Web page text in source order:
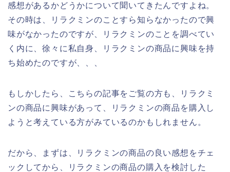
感想があるかどうかについて聞いてきたんですよね。
その時は、リラクミンのことすら知らなかったので興
味がなかったのですが、リラクミンのことを調べてい
く内に、徐々に私自身、リラクミンの商品に興味を持
ち始めたのですが、、、
もしかしたら、こちらの記事をご覧の方も、リラクミ
ンの商品に興味があって、リラクミンの商品を購入し
ようと考えている方がみているのかもしれません。
だから、まずは、リラクミンの商品の良い感想をチェ
ックしてから、リラクミンの商品の購入を検討した